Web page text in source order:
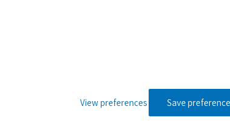
Save
View preferences